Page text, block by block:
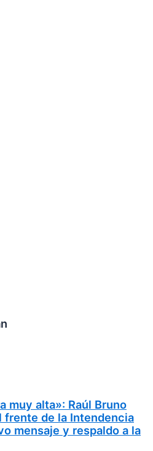
muy alta»: Raúl Bruno
frente de la Intendencia
mensaje y respaldo a la